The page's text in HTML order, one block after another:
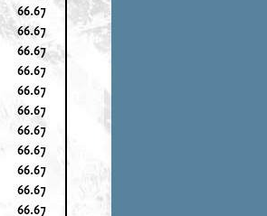
66.67
66.67
66.67
66.67
66.67
66.67
66.67
66.67
66.67
66.67
66.67